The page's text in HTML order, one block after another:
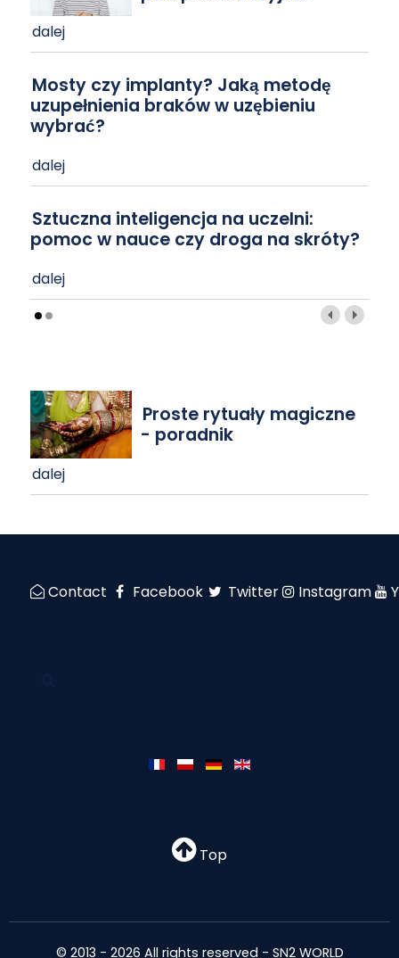
dalej
Mosty czy implanty? Jaką metodę
uzupełnienia braków w uzębieniu
wybrać?
dalej
Sztuczna inteligencja na uczelni:
pomoc w nauce czy droga na skróty?
dalej
Proste rytuały magiczne
- poradnik
dalej
Contact Facebook Twitter Instagram
Top
© 2013 - 2026 All rights reserved - SN2 WORLD